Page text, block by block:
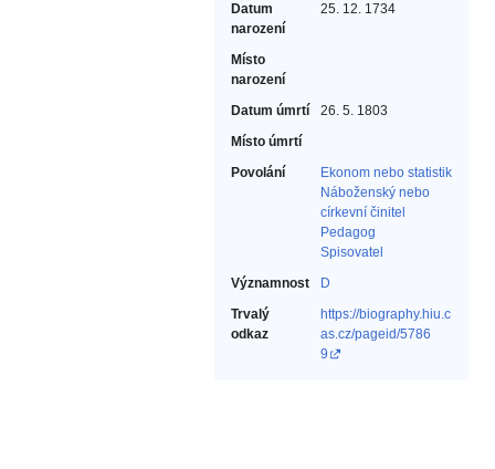
Datum
narození
25. 12. 1734
Místo
narození
Datum úmrtí
26. 5. 1803
Místo úmrtí
Povolání
Ekonom nebo statistik‎
Náboženský nebo
církevní činitel‎
Pedagog‎
Spisovatel‎
Významnost
D
Trvalý
odkaz
https://biography.hiu.c
as.cz/pageid/5786
9